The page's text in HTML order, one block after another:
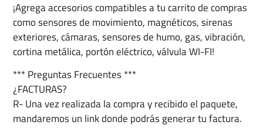
¡Agrega accesorios compatibles a tu carrito de compras
como sensores de movimiento, magnéticos, sirenas
exteriores, cámaras, sensores de humo, gas, vibración,
cortina metálica, portón eléctrico, válvula WI-FI!
*** Preguntas Frecuentes ***
¿FACTURAS?
R- Una vez realizada la compra y recibido el paquete,
mandaremos un link donde podrás generar tu factura.